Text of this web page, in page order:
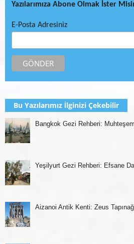
Yazılarımıza Abone Olmak İster
E-Posta Adresiniz
Bu Yazılarımız İlginizi Çekebilir
Bangkok Gezi Rehberi:
Yeşilyurt Gezi Rehberi: Efsane
Aizanoi Antik Kenti: Zeus